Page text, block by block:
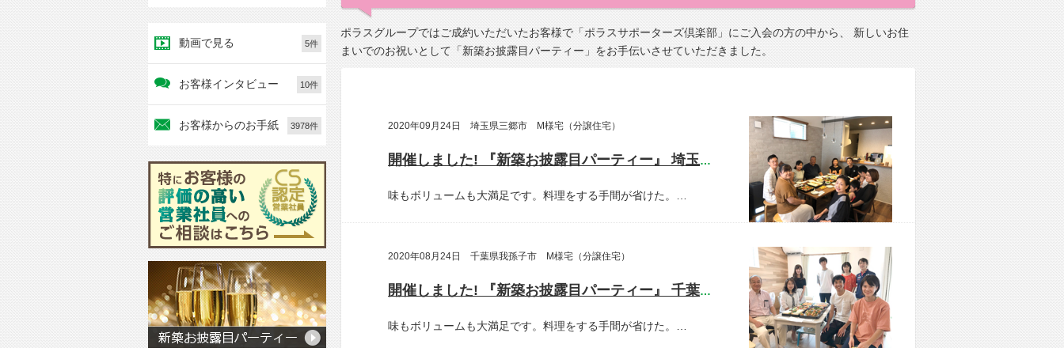
ポラスグループではご成約いただいたお客様で「ポラスサポーターズ倶楽部」にご入会の方の中から、 新しいお住
まいでのお祝いとして「新築お披露目パーティー」をお手伝いさせていただきました。
2020年09月24日 埼玉県三郷市 M様宅（分譲住宅）
開催しました! 『新築お披露目パーティー』 埼玉県三郷市 M様宅
味もボリュームも大満足です。料理をする手間が省けた。…
2020年08月24日 千葉県我孫子市 M様宅（分譲住宅）
開催しました! 『新築お披露目パーティー』 千葉県我孫子市 M様宅
味もボリュームも大満足です。料理をする手間が省けた。…
動画で見る 5件
お客様インタビュー 10件
お客様からのお手紙 3978件